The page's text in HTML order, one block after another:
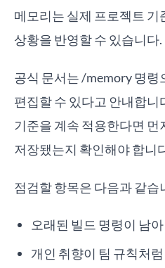
메모리는 실제 프로젝트 기
상황을 반영할 수 있습니다.
공식 문서는 /memory 명령
편집할 수 있다고 안내합니
기준을 계속 적용한다면
저장됐는지 확인해야 합니
점검할 항목은 다음과 같습
오래된 빌드 명령이 남
개인 취향이 팀 규칙처